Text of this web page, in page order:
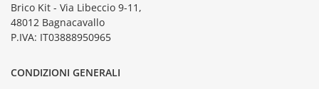
Brico Kit - Via Libeccio 9-11,
48012 Bagnacavallo
P.IVA: IT03888950965
CONDIZIONI GENERALI